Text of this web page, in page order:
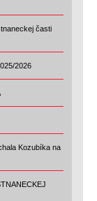
časti
2026
Kozubíka na